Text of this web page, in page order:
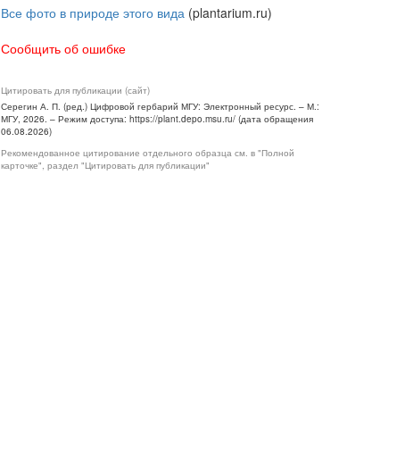
Все фото в природе этого вида (plantarium.ru)
Сообщить об ошибке
Цитировать для публикации (сайт)
Серегин А. П. (ред.) Цифровой гербарий МГУ: Электронный ресурс. – М.:
МГУ, 2026. – Режим доступа: https://plant.depo.msu.ru/ (дата обращения
06.08.2026)
Рекомендованное цитирование отдельного образца см. в "Полной
карточке", раздел "Цитировать для публикации"